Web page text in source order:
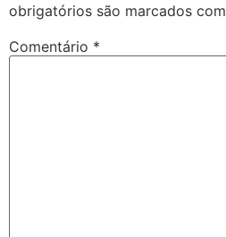
obrigatórios são marcados com
Comentário *